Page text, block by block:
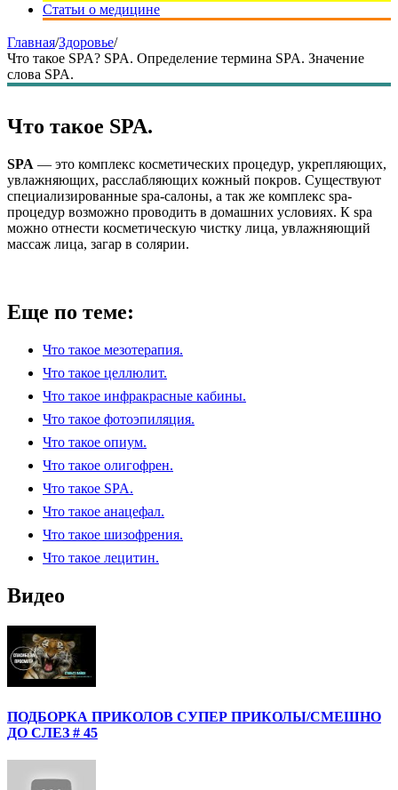
Статьи о медицине
Главная/Здоровье/
Что такое SPA? SPA. Определение термина SPA. Значение
слова SPA.
Что такое SPA.
SPA — это комплекс косметических процедур, укрепляющих,
увлажняющих, расслабляющих кожный покров. Существуют
специализированные spa-салоны, а так же комплекс spa-
процедур возможно проводить в домашних условиях. К spa
можно отнести косметическую чистку лица, увлажняющий
массаж лица, загар в солярии.
Еще по теме:
Что такое мезотерапия.
Что такое целлюлит.
Что такое инфракрасные кабины.
Что такое фотоэпиляция.
Что такое опиум.
Что такое олигофрен.
Что такое SPA.
Что такое анацефал.
Что такое шизофрения.
Что такое лецитин.
Видео
ПОДБОРКА ПРИКОЛОВ СУПЕР ПРИКОЛЫ/СМЕШНО
ДО СЛЕЗ # 45